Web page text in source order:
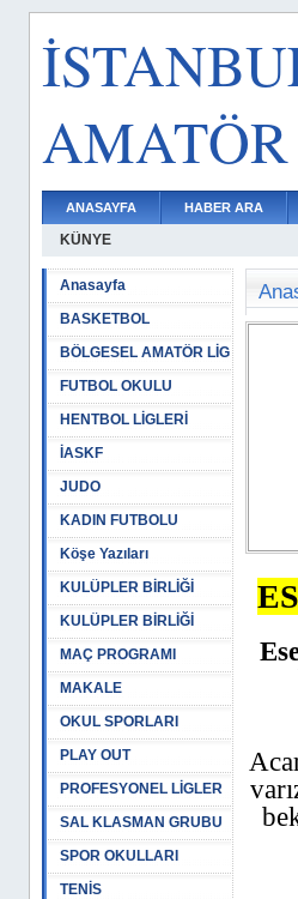
AMATÖR
ANASAYFA HABER ARA
KÜNYE
Anasayfa
BASKETBOL
BÖLGESEL AMATÖR LİG
FUTBOL OKULU
HENTBOL LİGLERİ
İASKF
JUDO
KADIN FUTBOLU
Köşe Yazıları
KULÜPLER BİRLİĞİ
KULÜPLER BİRLİĞİ
MAÇ PROGRAMI
MAKALE
OKUL SPORLARI
PLAY OUT
PROFESYONEL LİGLER
SAL KLASMAN GRUBU
SPOR OKULLARI
TENİS